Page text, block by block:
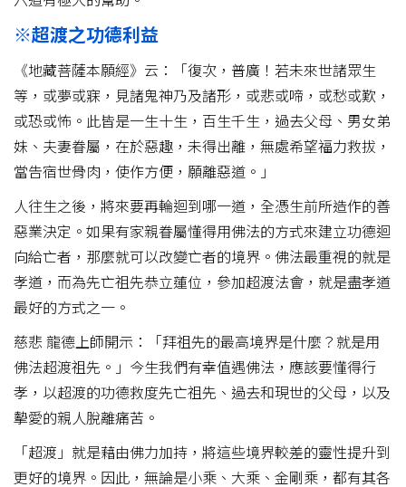
※超渡之功德利益
《地藏菩薩本願經》云：「復次，普廣！若未來世諸眾生
等，或夢或寐，見諸鬼神乃及諸形，或悲或啼，或愁或歎，
或恐或怖。此皆是一生十生，百生千生，過去父母、男女弟
妹、夫妻眷屬，在於惡趣，未得出離，無處希望福力救拔，
當告宿世骨肉，使作方便，願離惡道。」
人往生之後，將來要再輪迴到哪一道，全憑生前所造作的善
惡業決定。如果有家親眷屬懂得用佛法的方式來建立功德迴
向給亡者，那麼就可以改變亡者的境界。佛法最重視的就是
孝道，而為先亡祖先恭立蓮位，參加超渡法會，就是盡孝道
最好的方式之一。
慈悲 龍德上師開示：「拜祖先的最高境界是什麼？就是用
佛法超渡祖先。」今生我們有幸值遇佛法，應該要懂得行
孝，以超渡的功德救度先亡祖先、過去和現世的父母，以及
摰愛的親人脫離痛苦。
「超渡」就是藉由佛力加持，將這些境界較差的靈性提升到
更好的境界。因此，無論是小乘、大乘、金剛乘，都有其各